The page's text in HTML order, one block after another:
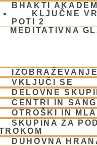
BHAKTI
KLJUČNE
POTI 2
MEDITATIVNA
IZOBRAŽEVANJE
VKLJUČI SE
DELOVNE
CENTRI IN
OTROŠKI IN
SKUPINA ZA
DUHOVNA
DODAJ V KOLEDAR